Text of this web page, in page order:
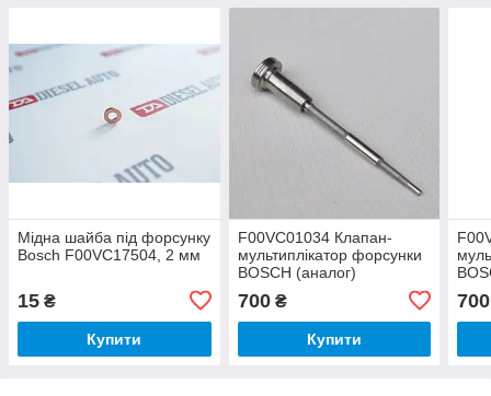
Мідна шайба під форсунку
Bosch F00VC17504, 2 мм
15 ₴
Купити
F00VC01034 Клапан-
мультиплікатор форсунки
BOSCH (аналог)
700₴
Купити
700